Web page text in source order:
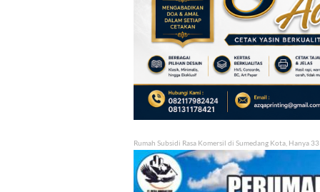
Rumah Subsidi Rasa Komersil di Sumedang Kota, Hanya